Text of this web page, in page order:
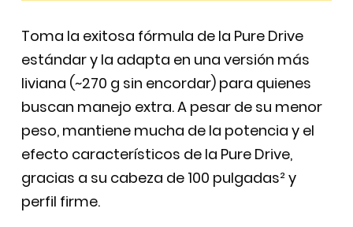
Toma la exitosa fórmula de la Pure Drive
estándar y la adapta en una versión más
liviana (~270 g sin encordar) para quienes
buscan manejo extra. A pesar de su menor
peso, mantiene mucha de la potencia y el
efecto característicos de la Pure Drive,
gracias a su cabeza de 100 pulgadas² y
perfil firme.